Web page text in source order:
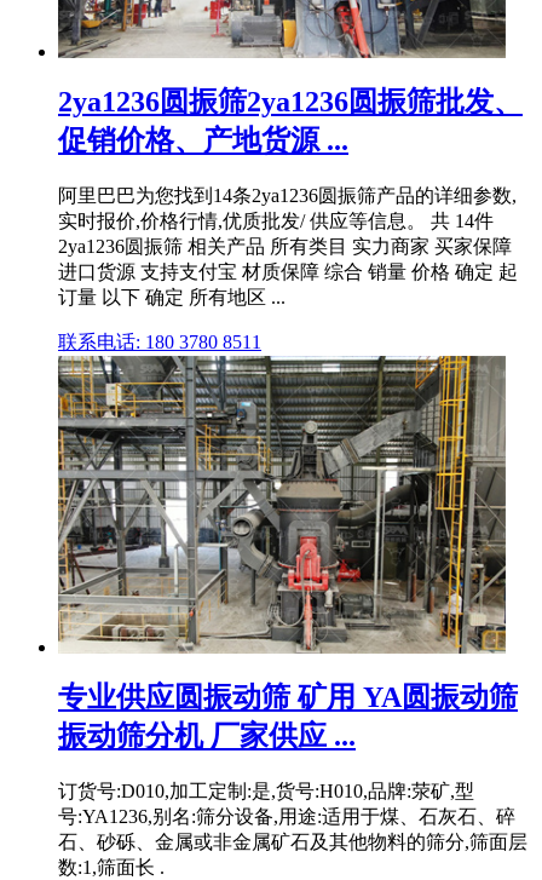
2ya1236圆振筛2ya1236圆振筛批发、
促销价格、产地货源 ...
阿里巴巴为您找到14条2ya1236圆振筛产品的详细参数,
实时报价,价格行情,优质批发/ 供应等信息。 共 14件
2ya1236圆振筛 相关产品 所有类目 实力商家 买家保障
进口货源 支持支付宝 材质保障 综合 销量 价格 确定 起
订量 以下 确定 所有地区 ...
联系电话: 180 3780 8511
专业供应圆振动筛 矿用 YA圆振动筛
振动筛分机 厂家供应 ...
订货号:D010,加工定制:是,货号:H010,品牌:荥矿,型
号:YA1236,别名:筛分设备,用途:适用于煤、石灰石、碎
石、砂砾、金属或非金属矿石及其他物料的筛分,筛面层
数:1,筛面长 .